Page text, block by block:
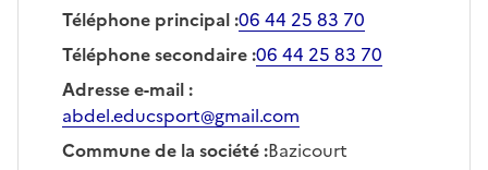
Téléphone principal:06 44 25 83 70
Téléphone secondaire:06 44 25 83 70
Adresse e-mail:
abdel.educsport@gmail.com
Commune de la société:Bazicourt